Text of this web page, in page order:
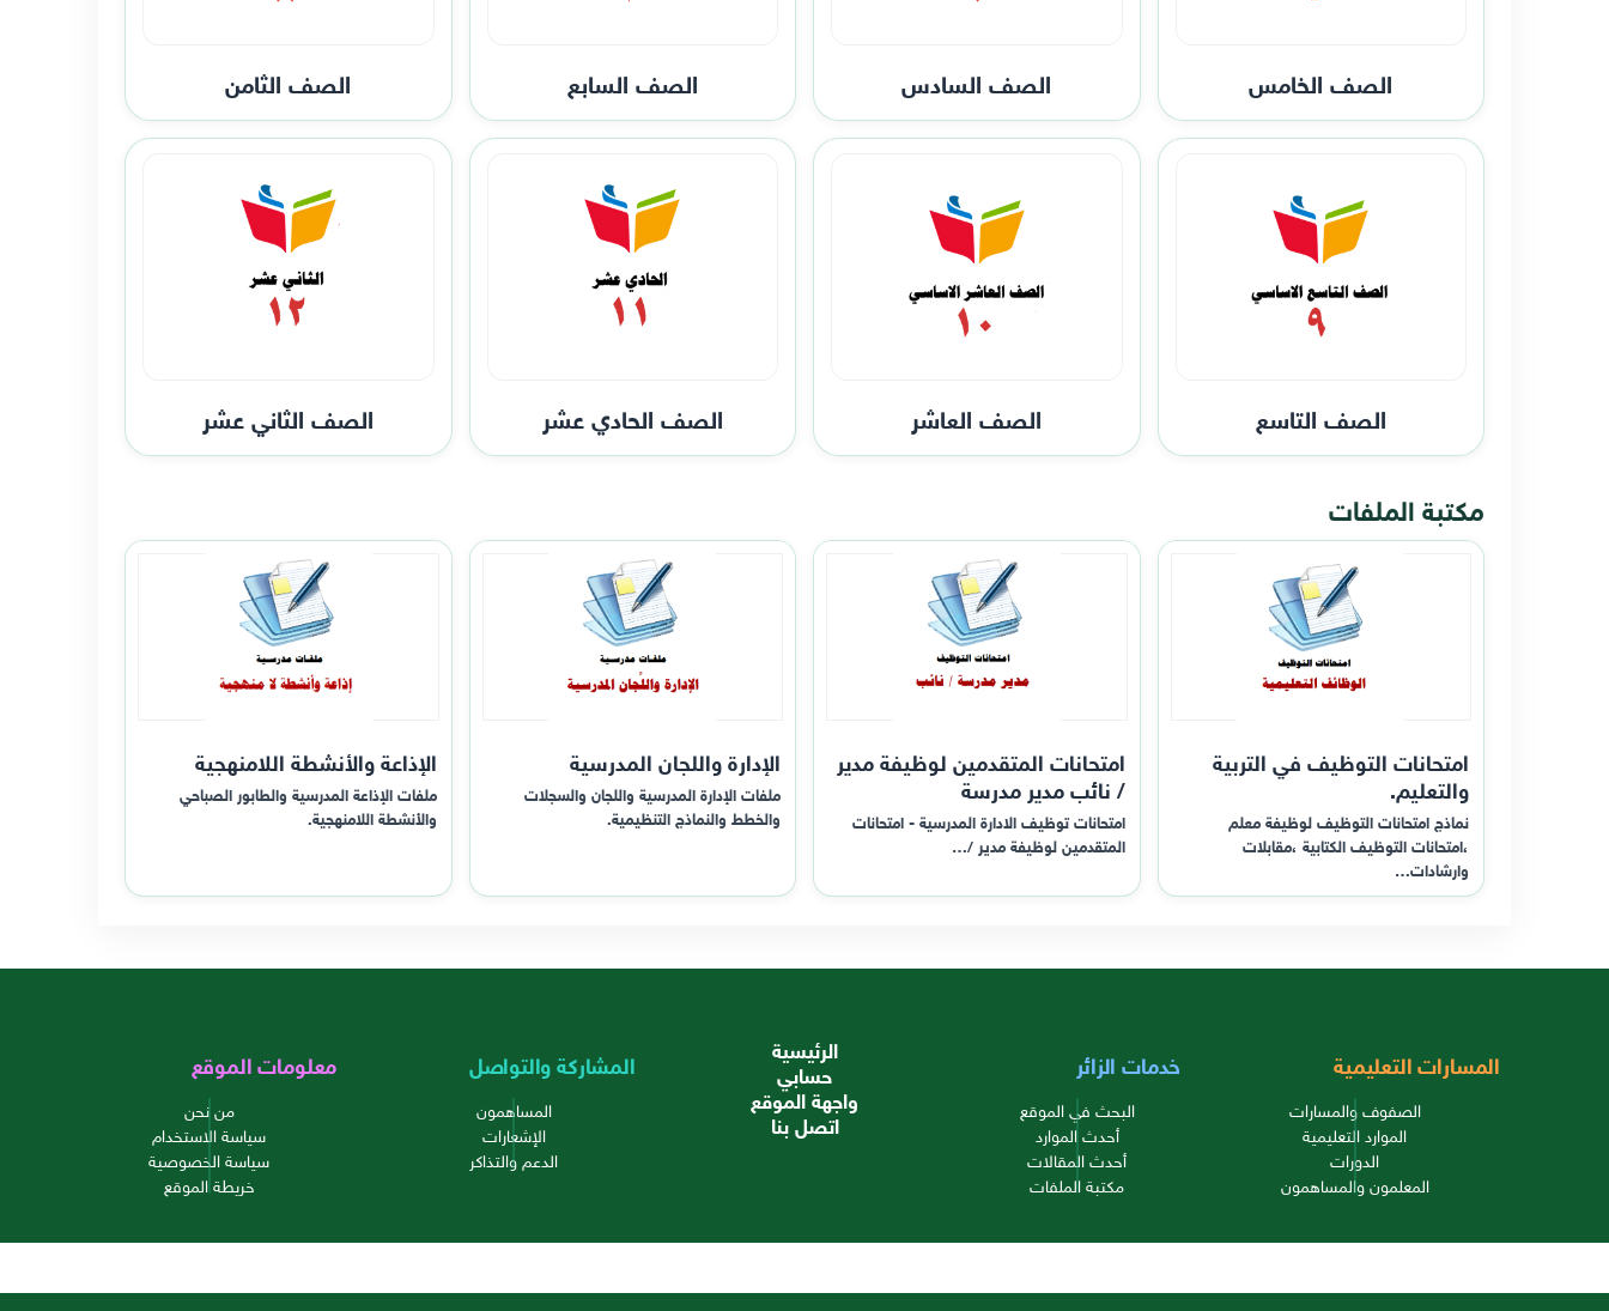
الصف الخامس الصف السادس الصف السابع الصف الثامن
الصف التاسع الصف العاشر الصف الحادي عشر الصف الثاني عشر
مكتبة الملفات
امتحانات التوظيف في التربية
والتعليم.
نماذج امتحانات التوظيف لوظيفة معلم
،امتحانات التوظيف الكتابية ،مقابلات
وارشادات…
امتحانات المتقدمين لوظيفة مدير
/ نائب مدير مدرسة
امتحانات توظيف الادارة المدرسية - امتحانات
المتقدمين لوظيفة مدير /…
الإدارة واللجان المدرسية
ملفات الإدارة المدرسية واللجان والسجلات
والخطط والنماذج التنظيمية.
الإذاعة والأنشطة اللامنهجية
ملفات الإذاعة المدرسية والطابور الصباحي
والأنشطة اللامنهجية.
المسارات التعليمية
الصفوف والمسارات
الموارد التعليمية
الدورات
المعلمون والمساهمون
خدمات الزائر
البحث في الموقع
أحدث الموارد
أحدث المقالات
مكتبة الملفات
الرئيسية
حسابي
واجهة الموقع
اتصل بنا
المشاركة والتواصل
المساهمون
الإشعارات
الدعم والتذاكر
معلومات الموقع
من نحن
سياسة الاستخدام
سياسة الخصوصية
خريطة الموقع